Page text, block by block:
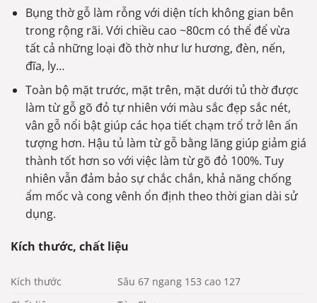
Bụng thờ gỗ làm rỗng với diện tích không gian bên
trong rộng rãi. Với chiều cao ~80cm có thể để vừa
tất cả những loại đồ thờ như lư hương, đèn, nến,
đĩa, ly…
Toàn bộ mặt trước, mặt trên, mặt dưới tủ thờ được
làm từ gỗ gõ đỏ tự nhiên với màu sắc đẹp sắc nét,
vân gỗ nổi bật giúp các họa tiết chạm trổ trở lên ấn
tượng hơn. Hậu tủ làm từ gỗ bằng lăng giúp giảm giá
thành tốt hơn so với việc làm từ gõ đỏ 100%. Tuy
nhiên vẫn đảm bảo sự chắc chắn, khả năng chống
ẩm mốc và cong vênh ổn định theo thời gian dài sử
dụng.
Kích thước, chất liệu
Kích thước
Sâu 67 ngang 153 cao 127